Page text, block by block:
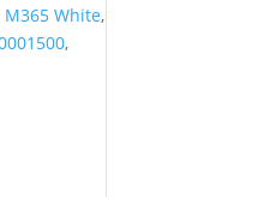
White,
,